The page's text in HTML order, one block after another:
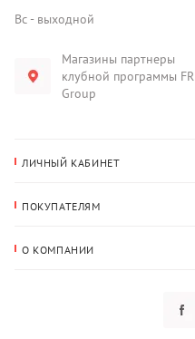
Вс - выходной
Магазины партнеры
клубной программы FR
Group
ЛИЧНЫЙ КАБИНЕТ
Адрес для доставки
ПОКУПАТЕЛЯМ
О КОМПАНИИ
Политика конфиденциальности